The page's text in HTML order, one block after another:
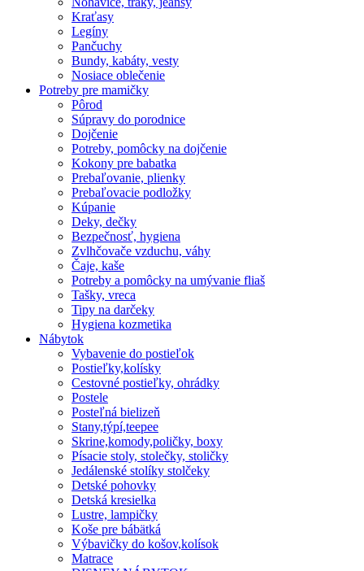
Kraťasy
Legíny
Pančuchy
Bundy, kabáty, vesty
Nosiace oblečenie
Potreby pre mamičky
Pôrod
Súpravy do porodnice
Dojčenie
Potreby, pomôcky na dojčenie
Kokony pre babatka
Prebaľovanie, plienky
Prebaľovacie podložky
Kúpanie
Deky, dečky
Bezpečnosť, hygiena
Zvlhčovače vzduchu, váhy
Čaje, kaše
Potreby a pomôcky na umývanie fliaš
Tašky, vreca
Tipy na darčeky
Hygiena kozmetika
Nábytok
Vybavenie do postieľok
Postieľky,kolísky
Cestovné postieľky, ohrádky
Postele
Posteľná bielizeň
Stany,týpí,teepee
Skrine,komody,poličky, boxy
Písacie stoly, stolečky, stoličky
Jedálenské stolíky stolčeky
Detské pohovky
Detská kresielka
Lustre, lampičky
Koše pre bábätká
Výbavičky do košov,kolísok
Matrace